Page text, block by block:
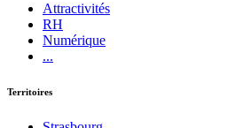
Attractivités
RH
Numérique
...
Territoires